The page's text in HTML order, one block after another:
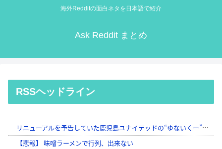
海外Redditの面白ネタを日本語で紹介
Ask Reddit まとめ
RSSヘッドライン